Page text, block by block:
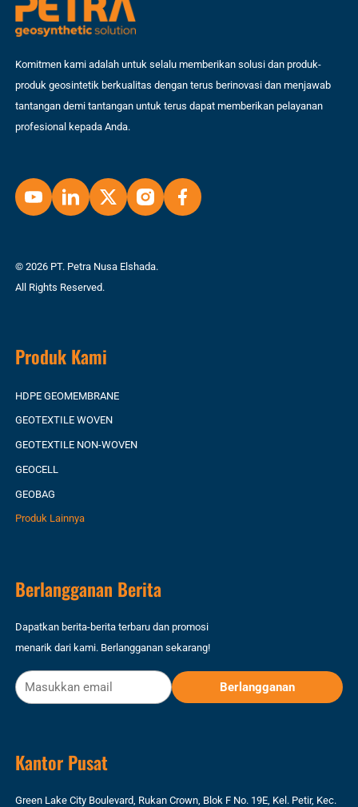
Komitmen kami adalah untuk selalu memberikan solusi dan produk-
produk geosintetik berkualitas dengan terus berinovasi dan menjawab
tantangan demi tantangan untuk terus dapat memberikan pelayanan
profesional kepada Anda.
© 2026 PT. Petra Nusa Elshada.
All Rights Reserved.
Produk Kami
HDPE GEOMEMBRANE
GEOTEXTILE WOVEN
GEOTEXTILE NON-WOVEN
GEOCELL
GEOBAG
Produk Lainnya
Berlangganan Berita
Dapatkan berita-berita terbaru dan promosi
menarik dari kami. Berlangganan sekarang!
Kantor Pusat
Green Lake City Boulevard, Rukan Crown, Blok F No. 19E, Kel. Petir, Kec.